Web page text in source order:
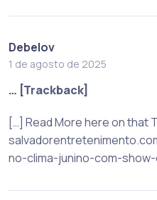
Debelov
1 de agosto de 2025
… [Trackback]
[…] Read More here on that
no-clima-junino-com-